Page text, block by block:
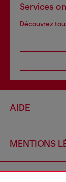
Services
Découvrez
AIDE
MENTIONS